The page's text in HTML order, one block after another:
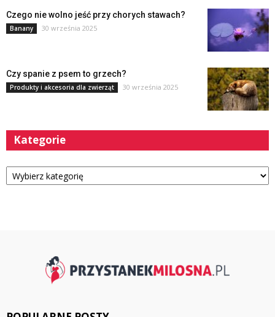
Czego nie wolno jeść przy chorych stawach?
Banany 30 września 2025
Czy spanie z psem to grzech?
Produkty i akcesoria dla zwierząt 30 września 2025
Kategorie
Kategorie